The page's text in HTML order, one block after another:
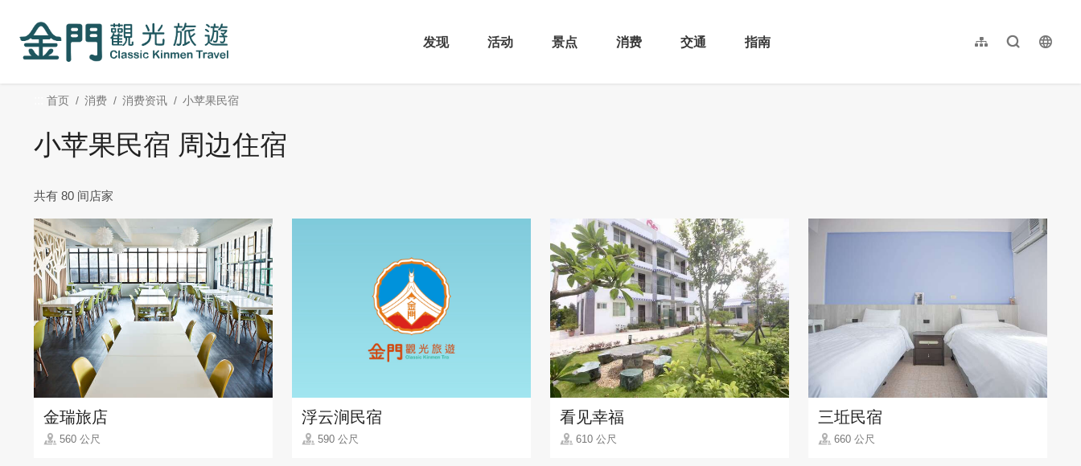
内
发现
活动 景点 消费 交通 指南 网站导览全文检索
繁體中文
首页 消费 消费资讯 小苹果民宿
小苹果民宿 周边住宿
共有 80 间店家
金瑞旅店
560 公尺
浮云涧民宿
590 公尺
看见幸福
610 公尺
三坵民宿
660 公尺